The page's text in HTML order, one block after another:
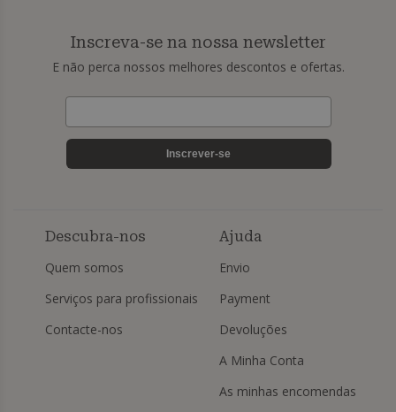
Inscreva-se na nossa newsletter
E não perca nossos melhores descontos e ofertas.
Inscrever-se
Descubra-nos
Quem somos
Serviços para profissionais
Contacte-nos
Ajuda
Envio
Payment
Devoluções
A Minha Conta
As minhas encomendas